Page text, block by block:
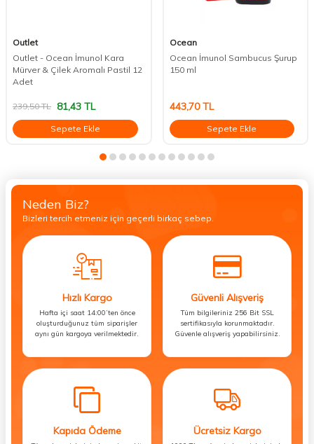
Outlet
Outlet - Ocean İmunol Kara
Mürver & Çilek Aromalı Pastil 12
Adet
239,50TL 81,43 TL
Sepete Ekle
Ocean
Ocean İmunol Sambucus Şurup
150 ml
443,70TL
Sepete Ekle
Neden Biz?
Bizleri tercih etmeniz için geçerli birkaç sebep.
Hızlı Kargo
Hafta içi saat 14:00’ten önce
oluşturduğunuz tüm siparişler
aynı gün kargoya verilmektedir.
Güvenli Alışveriş
Tüm bilgileriniz 256 Bit SSL
sertifikasıyla korunmaktadır.
Güvenle alışveriş yapabilirsiniz.
Kapıda Ödeme Ücretsiz Kargo